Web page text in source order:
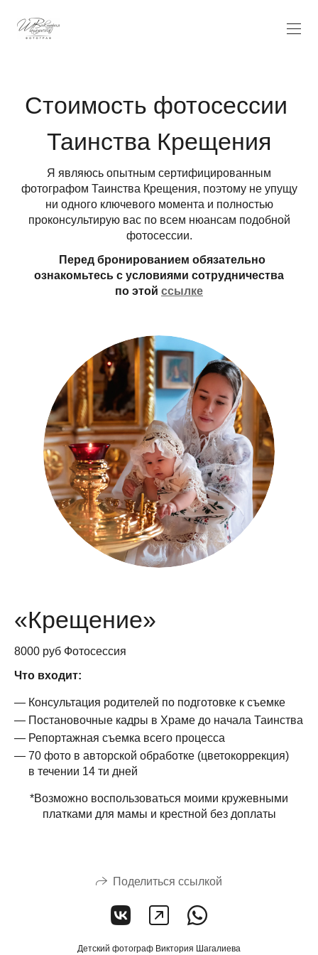
Стоимость фотосессии
Таинства Крещения
Я являюсь опытным сертифицированным
фотографом Таинства Крещения, поэтому не упущу
ни одного ключевого момента и полностью
проконсультирую вас по всем нюансам подобной
фотосессии.
Перед бронированием обязательно
ознакомьтесь с условиями сотрудничества
по этой ссылке
«Крещение»
8000 руб Фотосессия
Что входит:
Консультация родителей по подготовке к съемке
Постановочные кадры в Храме до начала Таинства
Репортажная съемка всего процесса
70 фото в авторской обработке (цветокоррекция)
в течении 14 ти дней
*Возможно воспользоваться моими кружевными
платками для мамы и крестной без доплаты
Поделиться ссылкой
Детский фотограф Виктория Шагалиева